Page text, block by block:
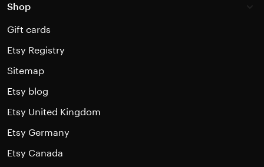
Shop
Gift cards
Etsy Registry
Sitemap
Etsy blog
Etsy United Kingdom
Etsy Germany
Etsy Canada